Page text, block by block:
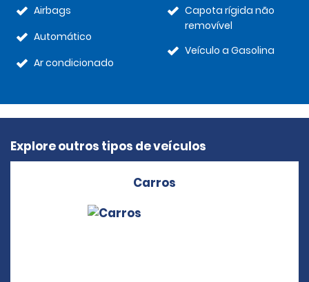
Airbags
Automático
Ar condicionado
Capota rígida não
removível
Veículo a Gasolina
Explore outros tipos de veículos
Carros